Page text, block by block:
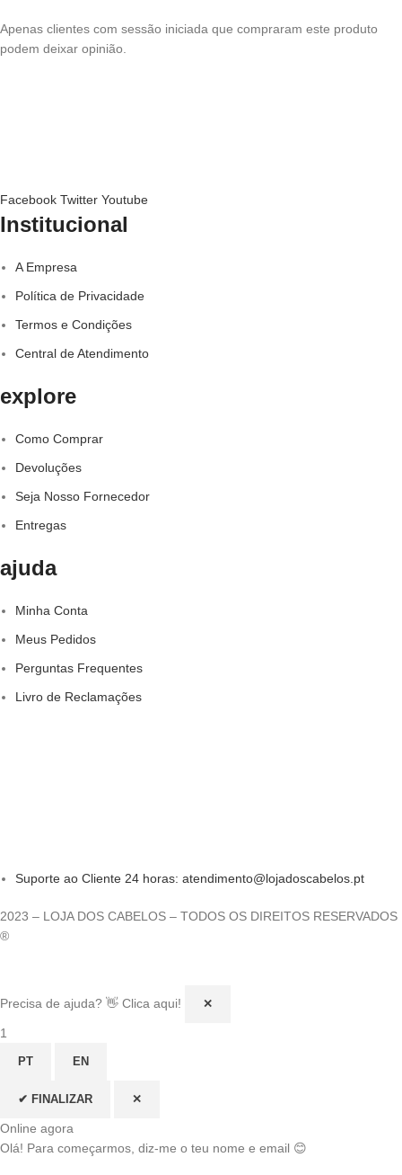
Apenas clientes com sessão iniciada que compraram este produto
podem deixar opinião.
Facebook Twitter Youtube
Institucional
A Empresa
Política de Privacidade
Termos e Condições
Central de Atendimento
explore
Como Comprar
Devoluções
Seja Nosso Fornecedor
Entregas
ajuda
Minha Conta
Meus Pedidos
Perguntas Frequentes
Livro de Reclamações
Suporte ao Cliente 24 horas: atendimento@lojadoscabelos.pt
2023 – LOJA DOS CABELOS – TODOS OS DIREITOS RESERVADOS
®
Precisa de ajuda? 👋 Clica aqui! ✕
1
PT EN
✔ FINALIZAR ✕
Online agora
Olá! Para começarmos, diz-me o teu nome e email 😊